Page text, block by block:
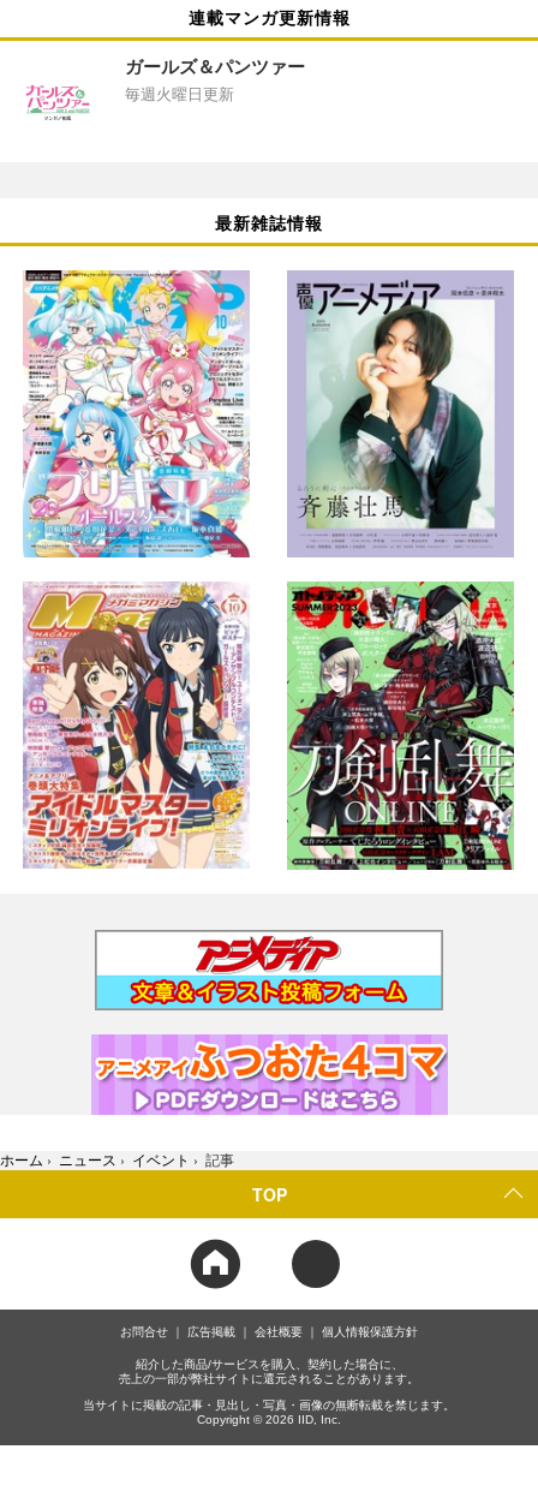
連載マンガ更新情報
ガールズ＆パンツァー
毎週火曜日更新
最新雑誌情報
ホーム › ニュース › イベント › 記事
TOP
お問合せ 広告掲載 会社概要 個人情報保護方針
紹介した商品/サービスを購入、契約した場合に、
売上の一部が弊社サイトに還元されることがあります。
当サイトに掲載の記事・見出し・写真・画像の無断転載を禁じます。
Copyright © 2026 IID, Inc.